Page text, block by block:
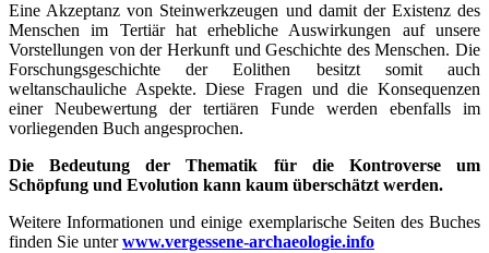
Eine Akzeptanz von Steinwerkzeugen und damit der Existenz des
Menschen im Tertiär hat erhebliche Auswirkungen auf unsere
Vorstellungen von der Herkunft und Geschichte des Menschen. Die
Forschungsgeschichte der Eolithen besitzt somit auch
weltanschauliche Aspekte. Diese Fragen und die Konsequenzen
einer Neubewertung der tertiären Funde werden ebenfalls im
vorliegenden Buch angesprochen.
Die Bedeutung der Thematik für die Kontroverse um
Schöpfung und Evolution kann kaum überschätzt werden.
Weitere Informationen und einige exemplarische Seiten des Buches
finden Sie unterwww.vergessene-archaeologie.info